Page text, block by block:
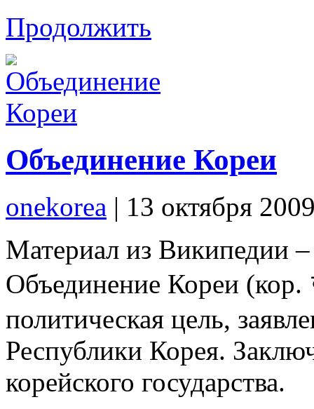
Продолжить
Объединение Кореи
onekorea | 13 октября
Материал из Википедии
Объединение Кореи
политическая цель,
Республики Корея.
корейского государства.